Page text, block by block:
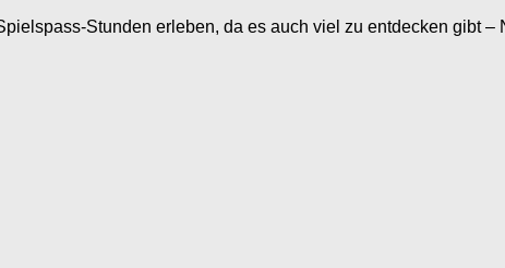
Stunden erleben, da es auch viel zu entdecken gibt –